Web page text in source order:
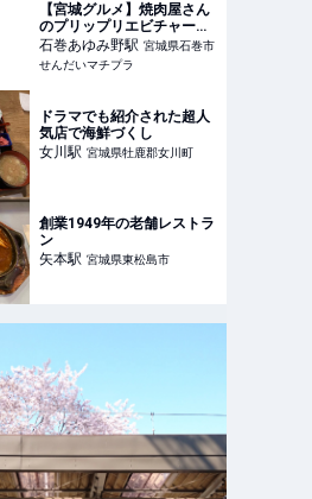
【宮城グルメ】焼肉屋さん
のプリップリエビチャーハ
ンが中華店超えの美味しさ
でやみつき！-きく一/宮城
県石巻市- せんだいマチプ
石巻あゆみ野駅 宮城県石巻市
せんだいマチプラ
ドラマでも紹介された超人
気店で海鮮づくし
女川駅 宮城県牡鹿郡女川町
創業1949年の老舗レストラ
ン
矢本駅 宮城県東松島市